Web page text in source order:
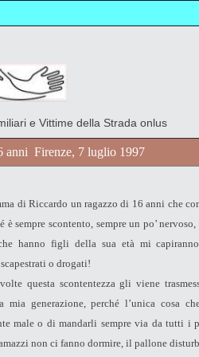
e Vittime della Strada onlus
anni  Firenze, 7 luglio 1997
di Riccardo un ragazzo di 16 anni che
è sempre scontento, sempre un po’
hanno figli della sua età mi
o drogati!
questa scontentezza gli viene
mia generazione, perché l’unica cosa
male o di mandarli sempre via da tutti i
non ci fanno dormire, il pallone